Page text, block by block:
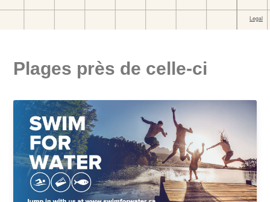
Plages près de celle-ci